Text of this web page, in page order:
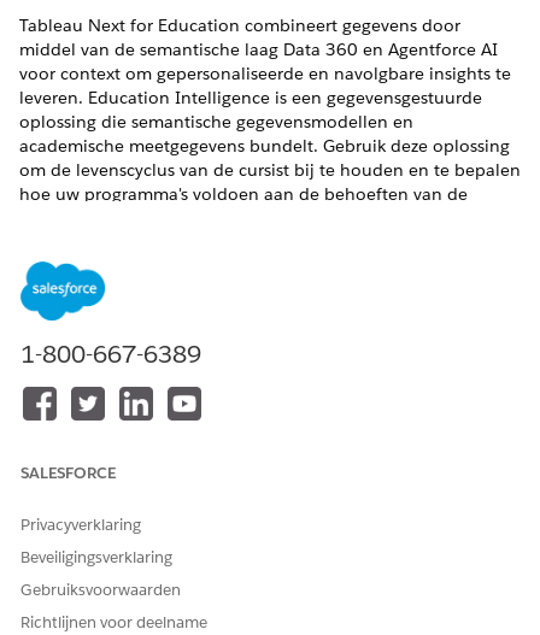
Tableau Next for Education combineert gegevens door
middel van de semantische laag Data 360 en Agentforce AI
voor context om gepersonaliseerde en navolgbare insights te
leveren. Education Intelligence is een gegevensgestuurde
oplossing die semantische gegevensmodellen en
academische meetgegevens bundelt. Gebruik deze oplossing
om de levenscyclus van de cursist bij te houden en te bepalen
hoe uw programma's voldoen aan de behoeften van de
programmatische effectiviteit te meten en studentensucces te
vergroten.
VEREISTE EDITIONS
Beschikbaar in: Lightning Experience
Gebruik de informatie in deze sectie om ervoor te zorgen
dat u uw organisatie correct instelt voor de installatie.
visualisaties de vereisten voor uw organisatiegegevens,
Data 360 en Tableau Next.
1-800-667-6389
SALESFORCE
Privacyverklaring
Beveiligingsverklaring
Gebruiksvoorwaarden
Richtlijnen voor deelname